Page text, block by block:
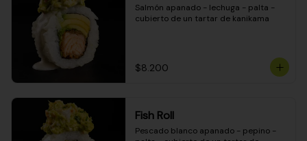
Salmón apanado - lechuga - palta -
cubierto de un tartar de kanikama
$8.200
Fish Roll
Pescado blanco apanado - pepino -